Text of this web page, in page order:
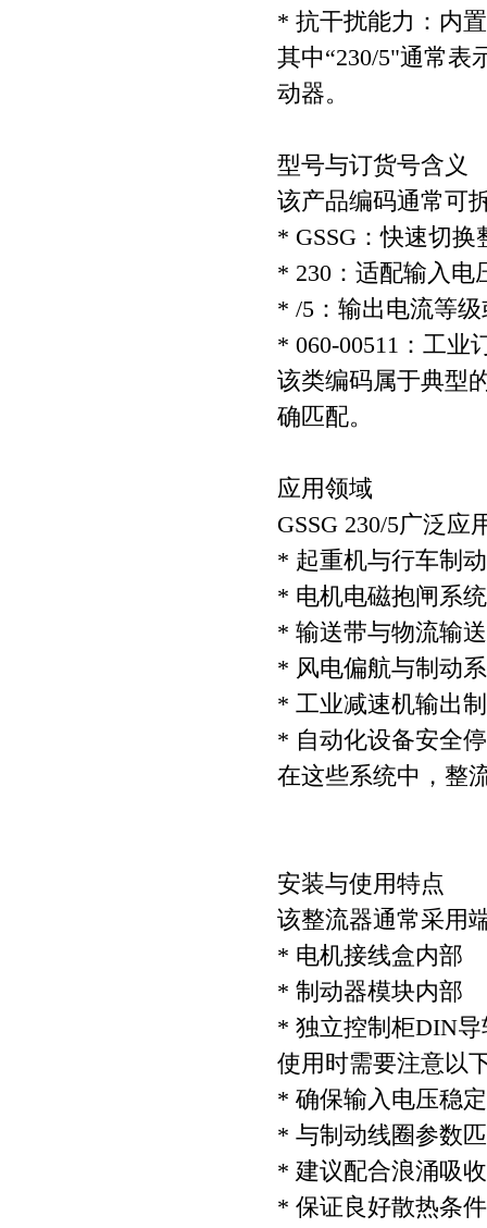
* 抗干扰能力：内
其中“230/5"通常表
动器。
型号与订货号含义
该产品编码通常可
* GSSG：快速切换
* 230：适配输入电
* /5：输出电流等
* 060-00511：工业
该类编码属于典型
确匹配。
应用领域
GSSG 230/5广泛
* 起重机与行车制
* 电机电磁抱闸系
* 输送带与物流输
* 风电偏航与制动
* 工业减速机输出
* 自动化设备安全
在这些系统中，整
安装与使用特点
该整流器通常采用
* 电机接线盒内部
* 制动器模块内部
* 独立控制柜DIN
使用时需要注意以
* 确保输入电压稳
* 与制动线圈参数
* 建议配合浪涌吸
* 保证良好散热条